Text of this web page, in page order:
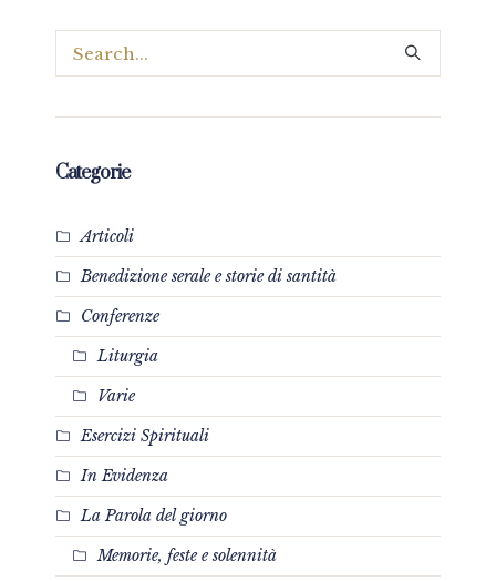
Categorie
Articoli
Benedizione serale e storie di santità
Conferenze
Liturgia
Varie
Esercizi Spirituali
In Evidenza
La Parola del giorno
Memorie, feste e solennità